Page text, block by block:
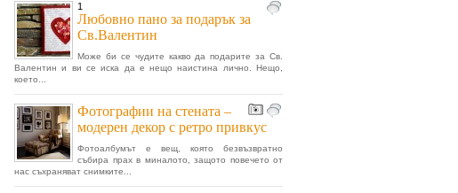
1
Любовно пано за подарък за
Св.Валентин
Може би се чудите какво да подарите за Св.
Валентин и ви се иска да е нещо наистина лично. Нещо,
което...
Фотографии на стената –
модерен декор с ретро привкус
Фотоалбумът е вещ, която безвъзвратно
събира прах в миналото, защото повечето от
нас съхраняват снимките...